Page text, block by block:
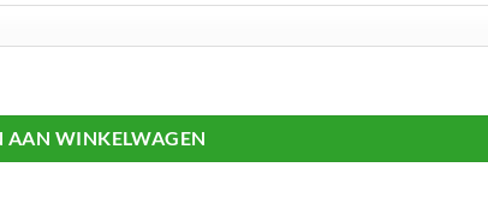
AAN WINKELWAGEN